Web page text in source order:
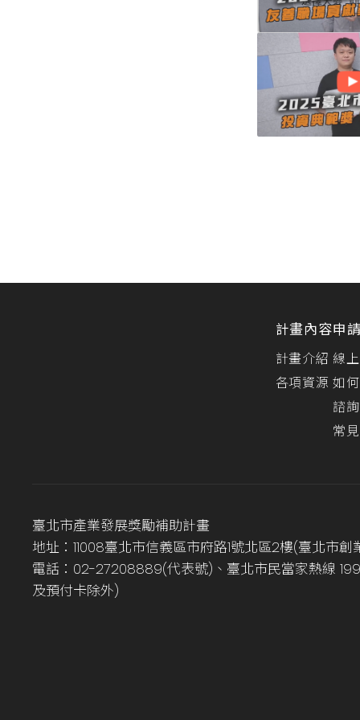
計畫內容
計畫介紹
各項資源
申
線
如
諮
常
臺北市產業發展獎勵補助計畫
地址：11008臺北市信義區市府路1號北區2樓(臺北市
電話：02-27208889(代表號)、臺北市民當家熱線
及預付卡除外)